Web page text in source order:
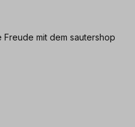
mit dem sautershop